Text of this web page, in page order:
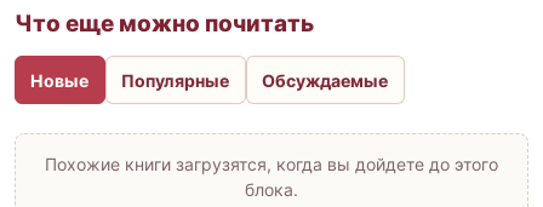
Что еще можно почитать
Новые Популярные Обсуждаемые
Похожие книги загрузятся, когда вы дойдете до этого
блока.